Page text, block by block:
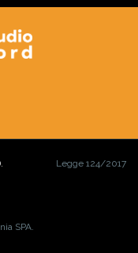
SPA.
Legge 124/2017